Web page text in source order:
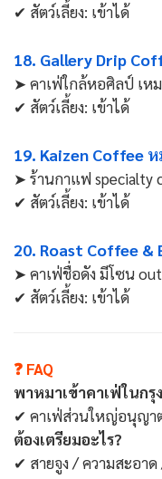
✔ สัตว์เลี้ยง: เข้าได้
18. Gallery Drip
➤ คาเฟ่ใกล้หอศิลป์ เห
✔ สัตว์เลี้ยง: เข้าได้
19. Kaizen Coffee
➤ ร้านกาแฟ specialty
✔ สัตว์เลี้ยง: เข้าได้
20. Roast Coffee &
➤ คาเฟ่ชื่อดัง มีโซน
✔ สัตว์เลี้ยง: เข้าได้
❓ FAQ
พาหมาเข้าคาเฟ่ในกรุ
✔ คาเฟ่ส่วนใหญ่อนุญา
ต้องเตรียมอะไร?
✔ สายจูง / ความสะอา